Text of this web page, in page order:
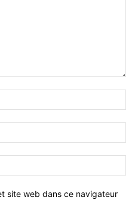
site web dans ce navigateur